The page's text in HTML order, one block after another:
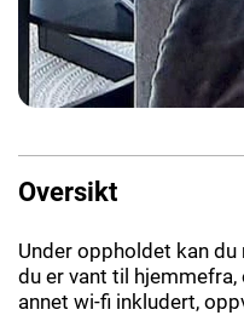
Oversikt
Under oppholdet kan
du er vant til
annet wi-fi inkludert,